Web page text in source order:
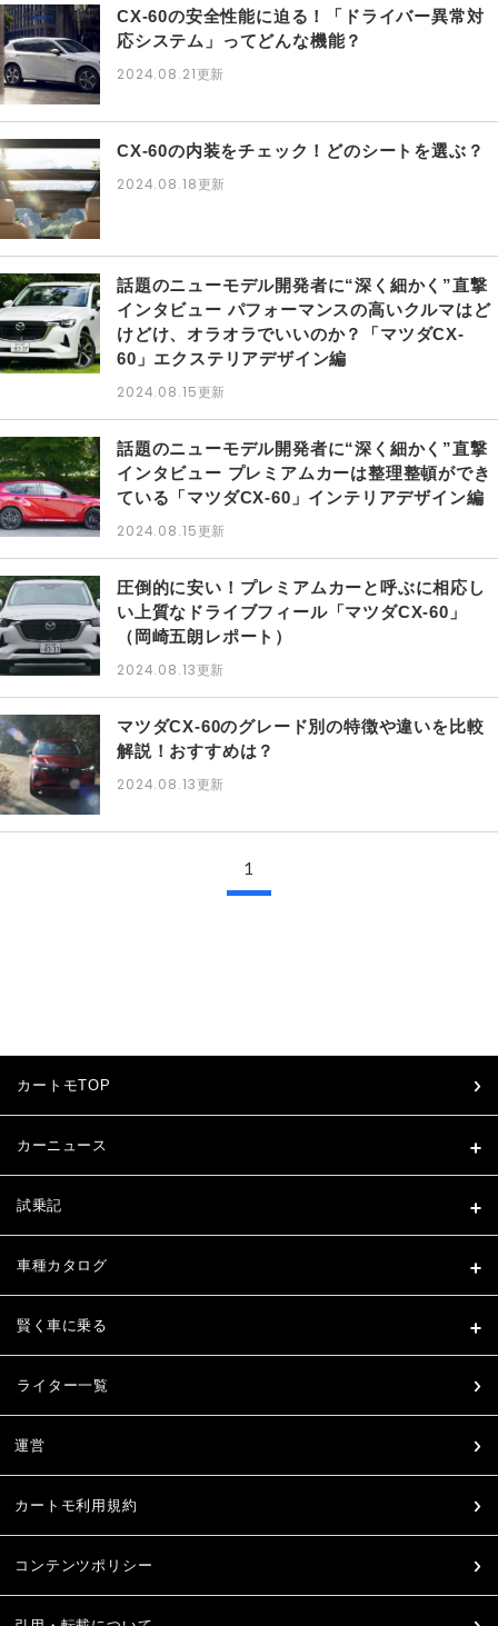
CX-60の安全性能に迫る！「ドライバー異常対
応システム」ってどんな機能？
2024.08.21更新
CX-60の内装をチェック！どのシートを選ぶ？
2024.08.18更新
話題のニューモデル開発者に“深く細かく”直撃
インタビュー パフォーマンスの高いクルマはど
けどけ、オラオラでいいのか？「マツダCX-
60」エクステリアデザイン編
2024.08.15更新
話題のニューモデル開発者に“深く細かく”直撃
インタビュー プレミアムカーは整理整頓ができ
ている「マツダCX-60」インテリアデザイン編
2024.08.15更新
圧倒的に安い！プレミアムカーと呼ぶに相応し
い上質なドライブフィール「マツダCX-60」
（岡崎五朗レポート）
2024.08.13更新
マツダCX-60のグレード別の特徴や違いを比較
解説！おすすめは？
2024.08.13更新
1
カートモTOP
カーニュース
試乗記
車種カタログ
賢く車に乗る
ライター一覧
運営
カートモ利用規約
コンテンツポリシー